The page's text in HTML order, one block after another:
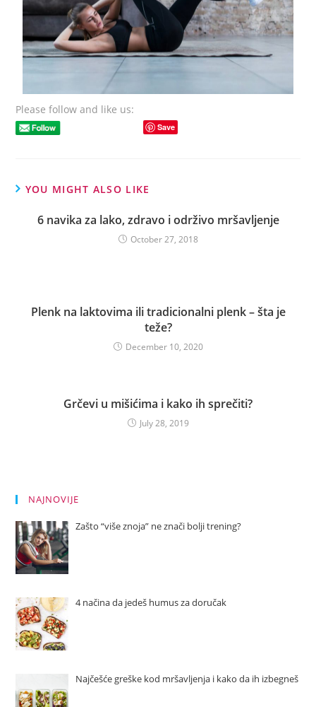
Please follow and like us:
Save
YOU MIGHT ALSO LIKE
6 navika za lako, zdravo i održivo mršavljenje
October 27, 2018
Plenk na laktovima ili tradicionalni plenk – šta je
teže?
December 10, 2020
Grčevi u mišićima i kako ih sprečiti?
July 28, 2019
NAJNOVIJE
Zašto “više znoja” ne znači bolji trening?
4 načina da jedeš humus za doručak
Najčešće greške kod mršavljenja i kako da ih izbegneš